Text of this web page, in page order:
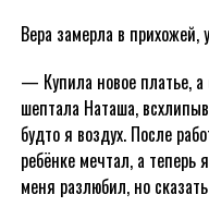
Вера замерла в прихожей,
— Купила новое платье,
шептала Наташа,
будто я воздух. После
ребёнке мечтал, а теперь
меня разлюбил, но